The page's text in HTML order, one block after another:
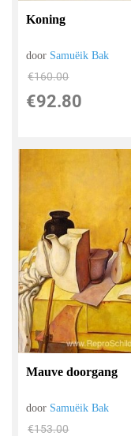
Koning
door Samuëik Bak
€160.00
€92.80
Mauve doorgang
door Samuëik Bak
€153.00